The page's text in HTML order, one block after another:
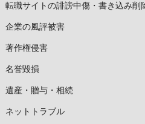
転職サイトの誹謗中傷・書き込み削
企業の風評被害
著作権侵害
名誉毀損
遺産・贈与・相続
ネットトラブル